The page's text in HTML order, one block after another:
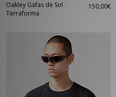
Oakley Gafas de Sol
Terraforma
150,00€